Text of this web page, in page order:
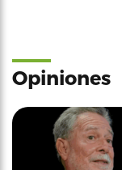
Opiniones